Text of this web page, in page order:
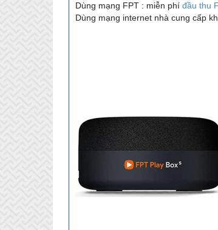
Dùng mạng FPT : miễn phí đầu thu
Dùng mạng internet nhà cung cấp